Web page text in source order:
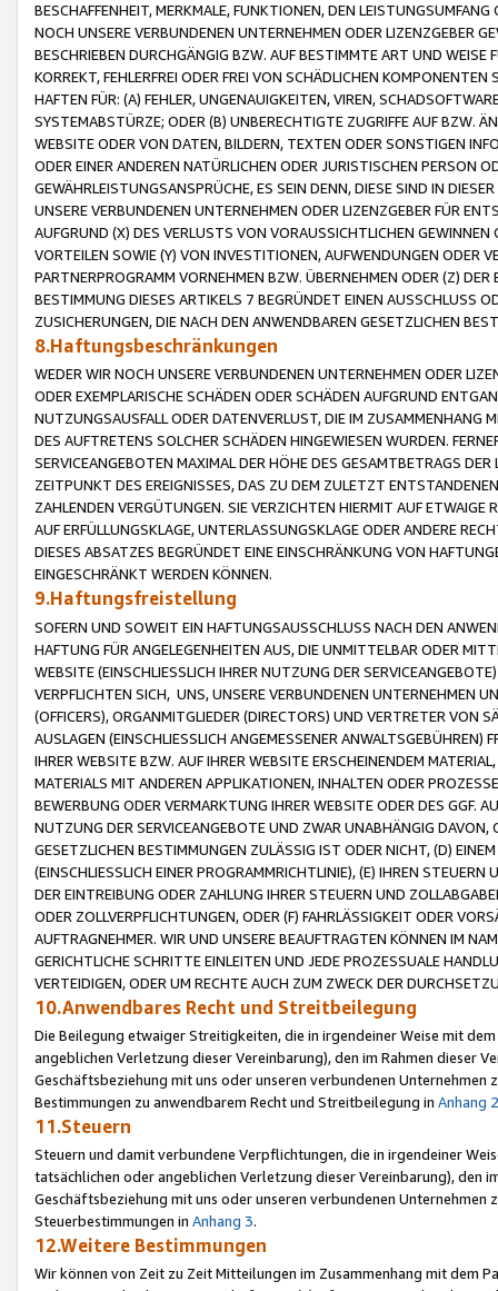
BESCHAFFENHEIT, MERKMALE, FUNKTIONEN, DEN
NOCH UNSERE VERBUNDENEN UNTERNEHMEN ODER LIZENZGEBER
BESCHRIEBEN DURCHGÄNGIG BZW. AUF BESTIMMTE ART UND
KORREKT, FEHLERFREI ODER FREI VON SCHÄDLICHEN
HAFTEN FÜR: (A) FEHLER, UNGENAUIGKEITEN, VIREN,
SYSTEMABSTÜRZE; ODER (B) UNBERECHTIGTE ZUGRIFFE AUF BZW.
WEBSITE ODER VON DATEN, BILDERN, TEXTEN ODER SONSTIGEN
ODER EINER ANDEREN NATÜRLICHEN ODER JURISTISCHEN PERSON
GEWÄHRLEISTUNGSANSPRÜCHE, ES SEIN DENN, DIESE SIND IN
UNSERE VERBUNDENEN UNTERNEHMEN ODER LIZENZGEBER FÜR
AUFGRUND (X) DES VERLUSTS VON VORAUSSICHTLICHEN
VORTEILEN SOWIE (Y) VON INVESTITIONEN, AUFWENDUNGEN ODER
PARTNERPROGRAMM VORNEHMEN BZW. ÜBERNEHMEN ODER (Z)
BESTIMMUNG DIESES ARTIKELS 7 BEGRÜNDET EINEN AUSSCHLUSS
ZUSICHERUNGEN, DIE NACH DEN ANWENDBAREN GESETZLICHEN
8.Haftungsbeschränkungen
WEDER WIR NOCH UNSERE VERBUNDENEN UNTERNEHMEN ODER
ODER EXEMPLARISCHE SCHÄDEN ODER SCHÄDEN AUFGRUND
NUTZUNGSAUSFALL ODER DATENVERLUST, DIE IM ZUSAMMENHANG
DES AUFTRETENS SOLCHER SCHÄDEN HINGEWIESEN WURDEN.
SERVICEANGEBOTEN MAXIMAL DER HÖHE DES GESAMTBETRAGS
ZEITPUNKT DES EREIGNISSES, DAS ZU DEM ZULETZT
ZAHLENDEN VERGÜTUNGEN. SIE VERZICHTEN HIERMIT AUF
AUF ERFÜLLUNGSKLAGE, UNTERLASSUNGSKLAGE ODER ANDERE
DIESES ABSATZES BEGRÜNDET EINE EINSCHRÄNKUNG VON
EINGESCHRÄNKT WERDEN KÖNNEN.
9.Haftungsfreistellung
SOFERN UND SOWEIT EIN HAFTUNGSAUSSCHLUSS NACH DEN
HAFTUNG FÜR ANGELEGENHEITEN AUS, DIE UNMITTELBAR ODER
WEBSITE (EINSCHLIESSLICH IHRER NUTZUNG DER
VERPFLICHTEN SICH, UNS, UNSERE VERBUNDENEN UNTERNEHMEN
(OFFICERS), ORGANMITGLIEDER (DIRECTORS) UND VERTRETER VON
AUSLAGEN (EINSCHLIESSLICH ANGEMESSENER
IHRER WEBSITE BZW. AUF IHRER WEBSITE ERSCHEINENDEM
MATERIALS MIT ANDEREN APPLIKATIONEN, INHALTEN ODER
BEWERBUNG ODER VERMARKTUNG IHRER WEBSITE ODER DES GGF.
NUTZUNG DER SERVICEANGEBOTE UND ZWAR UNABHÄNGIG
GESETZLICHEN BESTIMMUNGEN ZULÄSSIG IST ODER NICHT, (D)
(EINSCHLIESSLICH EINER PROGRAMMRICHTLINIE), (E) IHREN
DER EINTREIBUNG ODER ZAHLUNG IHRER STEUERN UND
ODER ZOLLVERPFLICHTUNGEN, ODER (F) FAHRLÄSSIGKEIT ODER
AUFTRAGNEHMER. WIR UND UNSERE BEAUFTRAGTEN KÖNNEN IM
GERICHTLICHE SCHRITTE EINLEITEN UND JEDE PROZESSUALE
VERTEIDIGEN, ODER UM RECHTE AUCH ZUM ZWECK DER
10.Anwendbares Recht und Streitbeilegung
Die Beilegung etwaiger Streitigkeiten, die in irgendeiner Weise mit
angeblichen Verletzung dieser Vereinbarung), den im Rahmen dieser
Geschäftsbeziehung mit uns oder unseren verbundenen
Bestimmungen zu anwendbarem Recht und Streitbeilegung in Anhang 2
11.Steuern
Steuern und damit verbundene Verpflichtungen, die in irgendeiner
tatsächlichen oder angeblichen Verletzung dieser Vereinbarung), den
Geschäftsbeziehung mit uns oder unseren verbundenen
Steuerbestimmungen in Anhang 3.
12.Weitere Bestimmungen
Wir können von Zeit zu Zeit Mitteilungen im Zusammenhang mit dem